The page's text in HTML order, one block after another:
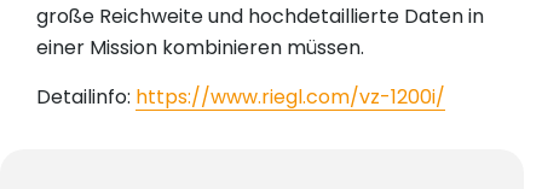
große Reichweite und hochdetaillierte Daten in
einer Mission kombinieren müssen.
Detailinfo: https://www.riegl.com/vz-1200i/